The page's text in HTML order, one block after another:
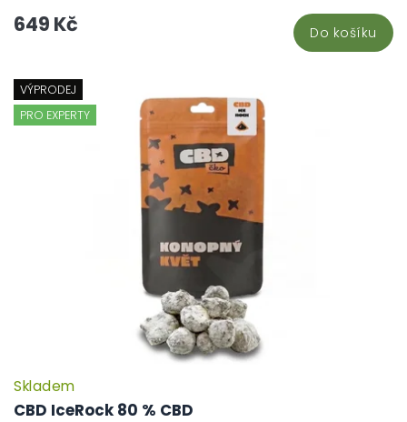
649 Kč Do košíku
VÝPRODEJ
PRO EXPERTY
CBD IceRock 80 % CBD
Skladem